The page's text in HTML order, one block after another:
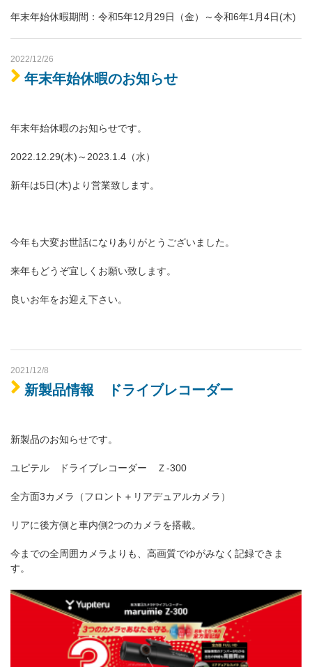
年末年始休暇期間：令和5年12月29日（金）～令和6年1月4日(木)
2022/12/26
年末年始休暇のお知らせ
年末年始休暇のお知らせです。
2022.12.29(木)～2023.1.4（水）
新年は5日(木)より営業致します。
今年も大変お世話になりありがとうございました。
来年もどうぞ宜しくお願い致します。
良いお年をお迎え下さい。
2021/12/8
新製品情報 ドライブレコーダー
新製品のお知らせです。
ユピテル ドライブレコーダー Ｚ-300
全方面3カメラ（フロント＋リアデュアルカメラ）
リアに後方側と車内側2つのカメラを搭載。
今までの全周囲カメラよりも、高画質でゆがみなく記録できま
す。